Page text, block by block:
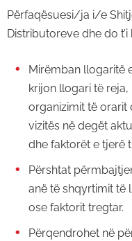
Përfaqësuesi/ja i/e
Distributoreve dhe do
Mirëmban llogaritë
krijon llogari të
organizimit të orarit
vizitës në degët
dhe faktorët e tjerë
Përshtat
anë të shqyrtimit të
ose faktorit tregtar.
Përqendrohet në